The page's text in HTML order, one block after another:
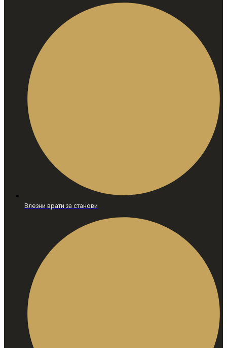
Влезни врати за станови